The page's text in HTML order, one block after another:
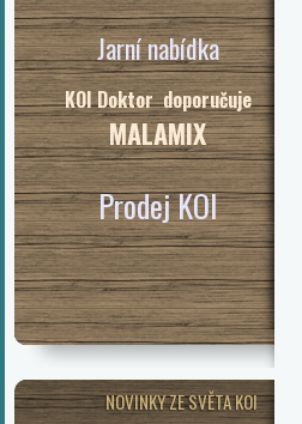
Jarní nabídka
KOI Doktor doporučuje
MALAMIX
Prodej KOI
NOVINKY ZE SVĚTA KOI